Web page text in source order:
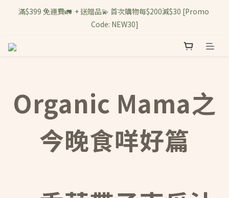
滿$399 免運費🚛  + 送贈品💫 首次購物每$200減$30 [Promo
Code: NEW30]
Organic Mama之
今晚食咩好篇